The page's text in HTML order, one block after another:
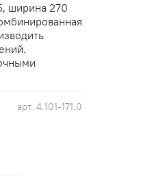
арт. 4.101-171.0
ширина 270